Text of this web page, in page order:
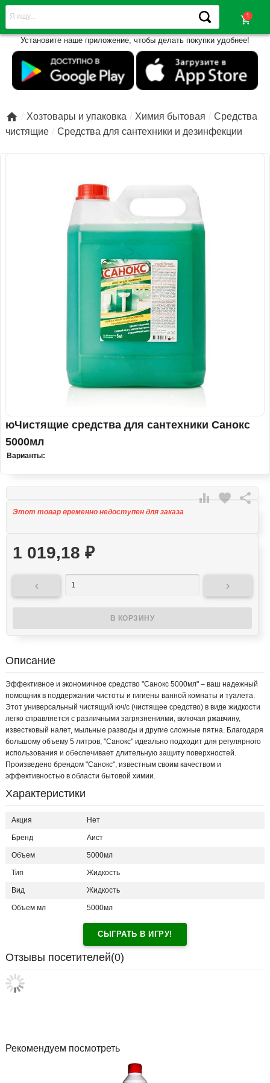
shopping_cart
Установите наше приложение, чтобы делать покупки удобнее!
 Хозтовары и упаковка Химия бытовая
Средства
чистящие
Средства для сантехники и дезинфекции
юЧистящие средства для сантехники Санокс
5000мл
Варианты:
 favorite 
Этот товар временно недоступен для заказа
1 019,18 ₽
 
Описание
Эффективное и экономичное средство "Санокс 5000мл" – ваш надежный
помощник в поддержании чистоты и гигиены ванной комнаты и туалета.
Этот универсальный чистящий юч/с (чистящее средство) в виде жидкости
легко справляется с различными загрязнениями, включая ржавчину,
известковый налет, мыльные разводы и другие сложные пятна. Благодаря
большому объему 5 литров, "Санокс" идеально подходит для регулярного
использования и обеспечивает длительную защиту поверхностей.
Произведено брендом "Санокс", известным своим качеством и
эффективностью в области бытовой химии.
Характеристики
Акция Нет
Бренд Аист
Объем 5000мл
Тип Жидкость
Вид Жидкость
Объем мл 5000мл
СЫГРАТЬ В ИГРУ!
Отзывы посетителей(0)
Рекомендуем посмотреть